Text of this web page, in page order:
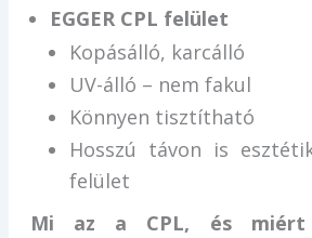
EGGER CPL felület
Kopásálló, karcálló
UV-álló – nem fakul
Könnyen tisztítható
Hosszú távon is
felület
Mi az a CPL, és miért